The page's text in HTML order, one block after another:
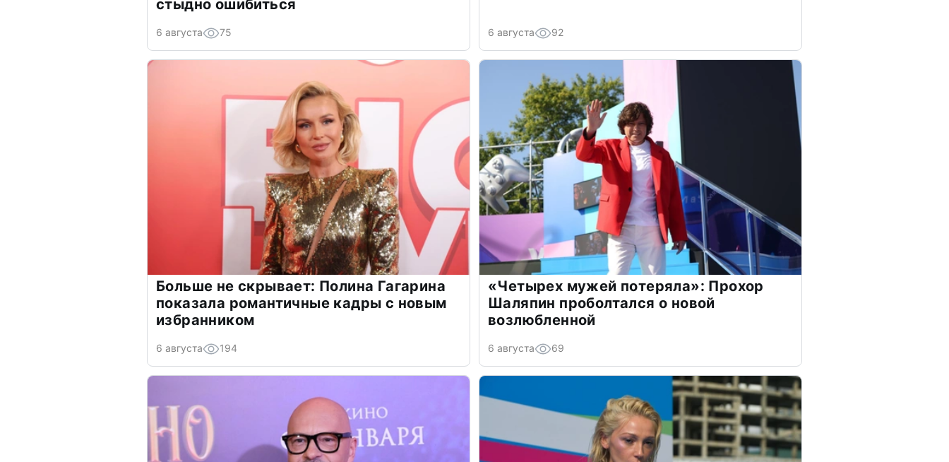
стыдно ошибиться
6 августа 75 6 августа 92
Больше не скрывает: Полина Гагарина
показала романтичные кадры с новым
избранником
6 августа 194
«Четырех мужей потеряла»: Прохор
Шаляпин проболтался о новой
возлюбленной
6 августа 69